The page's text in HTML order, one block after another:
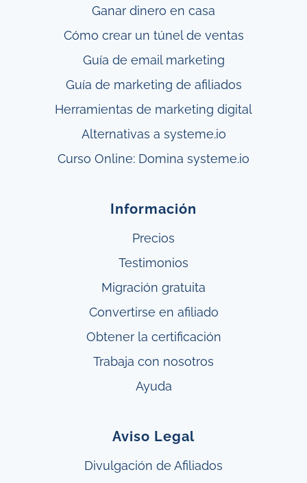
Ganar dinero en casa
Cómo crear un túnelde ventas
Guía de email marketing
Guía de marketing de afiliados
Herramientas de marketing digital
Alternativas a systeme.io
Curso Online: Domina systeme.io
Información
Precios
Testimonios
Migración gratuita
Convertirse en afiliado
Obtenerla certificación
Trabaja con nosotros
Ayuda
Aviso Legal
Divulgación de Afiliados